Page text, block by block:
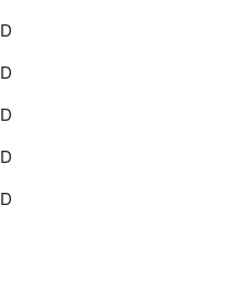
D
D
D
D
D